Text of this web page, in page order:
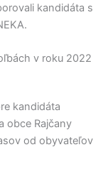
kandidáta s
.
v roku 2022
kandidáta
obce Rajčany
od obyvateľov